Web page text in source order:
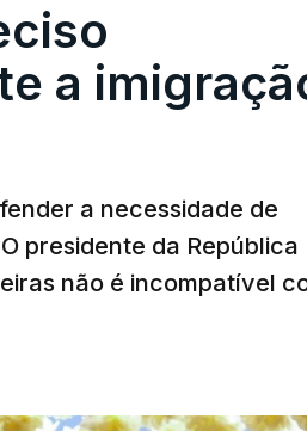
a
a necessidade de
presidente da República
não é incompatível